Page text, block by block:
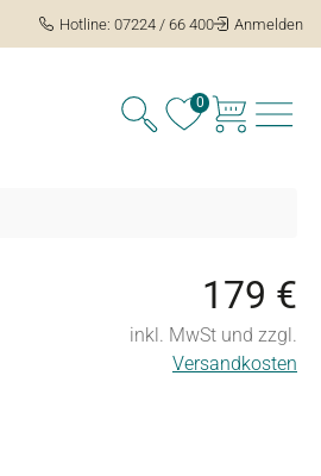
Hotline: 07224 / 66 400 Anmelden
0
179 €
inkl. MwSt und zzgl.
Versandkosten